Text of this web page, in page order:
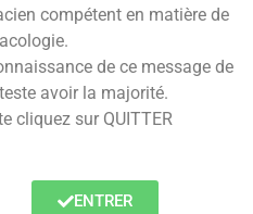
compétent en matière de
de ce message de
avoir la majorité.
cliquez sur QUITTER
ENTRER